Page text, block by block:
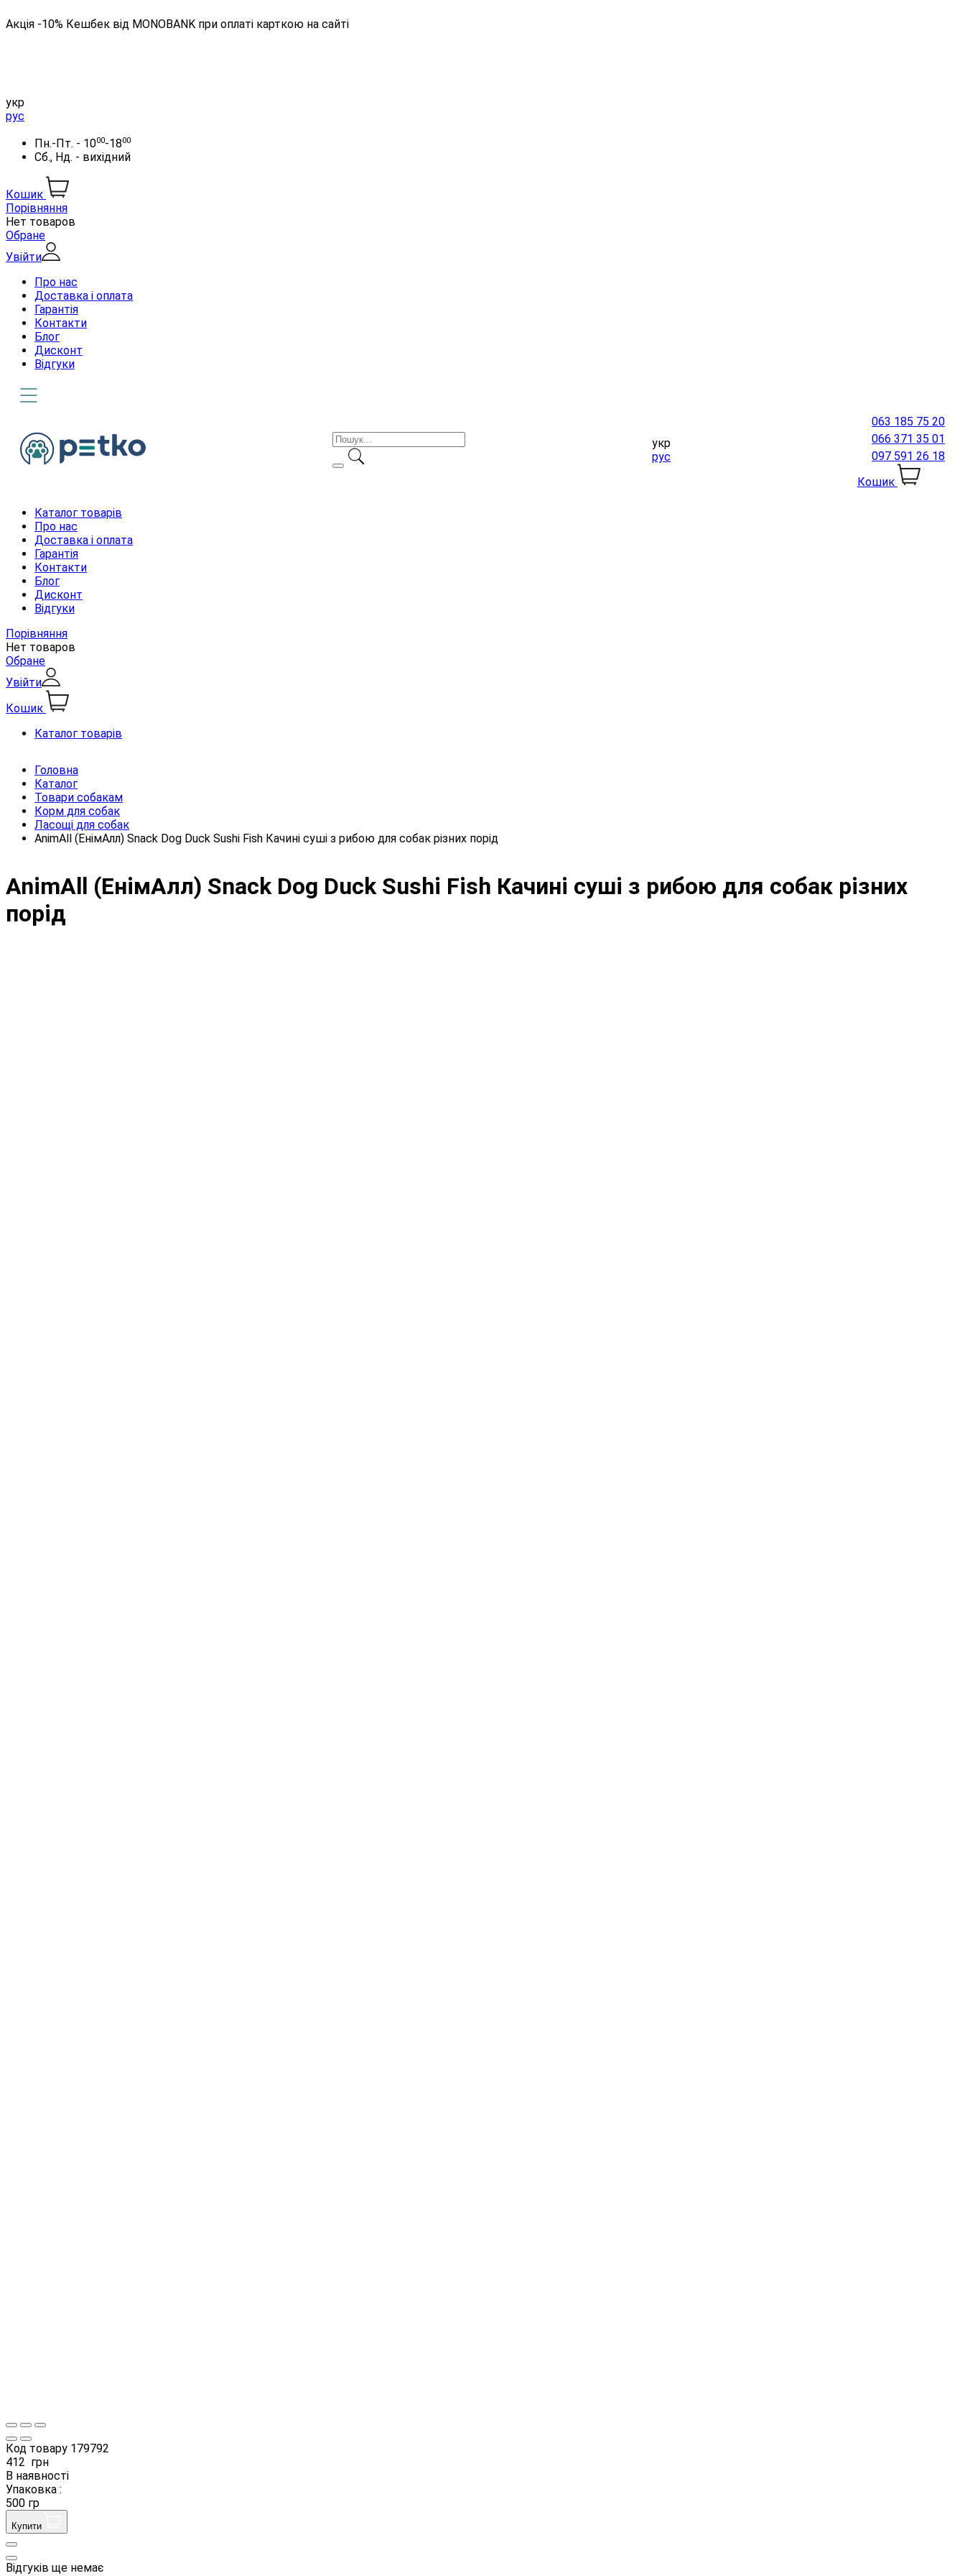
Акція -10% Кешбек від MONOBANK при оплаті карткою на сайті
укр
рус
Пн.-Пт. - 1000-1800
Сб., Нд. - вихідний
Кошик
Порівняння
Нет товаров
Обране
Увійти
Про нас
Доставка і оплата
Гарантія
Контакти
Блог
Дисконт
Відгуки
укр
рус
063 185 75 20
066 371 35 01
097 591 26 18
Кошик
Каталог товарів
Про нас
Доставка і оплата
Гарантія
Контакти
Блог
Дисконт
Відгуки
Порівняння
Нет товаров
Обране
Увійти
Кошик
Каталог товарів
Головна
Каталог
Товари собакам
Корм для собак
Ласощі для собак
AnimAll (ЕнімАлл) Snack Dog Duck Sushi Fish Качині суші з рибою для собак різних порід
AnimAll (ЕнімАлл) Snack Dog Duck Sushi Fish Качині суші з рибою для собак різних
порід
Код товару 179792
412 грн
В наявності
Упаковка :
500 гр
Купити
Відгуків ще немає